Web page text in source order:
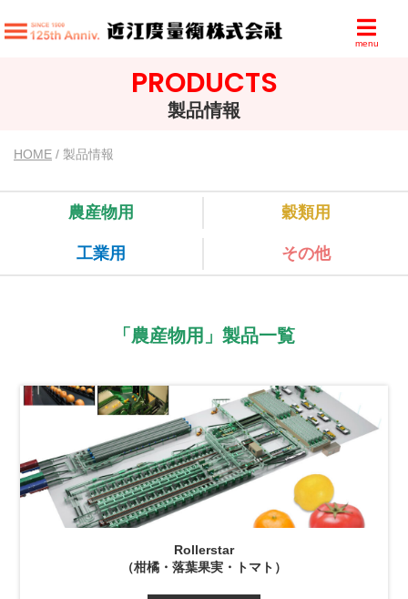
menu
PRODUCTS
製品情報
HOME / 製品情報
農産物用 穀類用
工業用 その他
「農産物用」製品一覧
Rollerstar
（柑橘・落葉果実・トマト）